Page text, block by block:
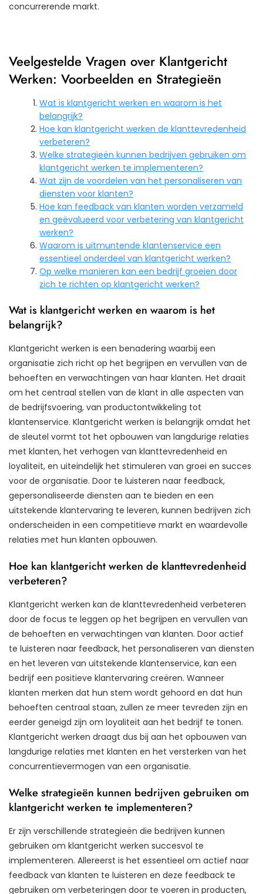
concurrerende markt.
Veelgestelde Vragen over Klantgericht
Werken: Voorbeelden en Strategieën
Wat is klantgericht werken en waarom is het
belangrijk?
Hoe kan klantgericht werken de klanttevredenheid
verbeteren?
Welke strategieën kunnen bedrijven gebruiken om
klantgericht werken te implementeren?
Wat zijn de voordelen van het personaliseren van
diensten voor klanten?
Hoe kan feedback van klanten worden verzameld
en geëvalueerd voor verbetering van klantgericht
werken?
Waarom is uitmuntende klantenservice een
essentieel onderdeel van klantgericht werken?
Op welke manieren kan een bedrijf groeien door
zich te richten op klantgericht werken?
Wat is klantgericht werken en waarom is het
belangrijk?
Klantgericht werken is een benadering waarbij een
organisatie zich richt op het begrijpen en vervullen van de
behoeften en verwachtingen van haar klanten. Het draait
om het centraal stellen van de klant in alle aspecten van
de bedrijfsvoering, van productontwikkeling tot
klantenservice. Klantgericht werken is belangrijk omdat het
de sleutel vormt tot het opbouwen van langdurige relaties
met klanten, het verhogen van klanttevredenheid en
loyaliteit, en uiteindelijk het stimuleren van groei en succes
voor de organisatie. Door te luisteren naar feedback,
gepersonaliseerde diensten aan te bieden en een
uitstekende klantervaring te leveren, kunnen bedrijven zich
onderscheiden in een competitieve markt en waardevolle
relaties met hun klanten opbouwen.
Hoe kan klantgericht werken de klanttevredenheid
verbeteren?
Klantgericht werken kan de klanttevredenheid verbeteren
door de focus te leggen op het begrijpen en vervullen van
de behoeften en verwachtingen van klanten. Door actief
te luisteren naar feedback, het personaliseren van diensten
en het leveren van uitstekende klantenservice, kan een
bedrijf een positieve klantervaring creëren. Wanneer
klanten merken dat hun stem wordt gehoord en dat hun
behoeften centraal staan, zullen ze meer tevreden zijn en
eerder geneigd zijn om loyaliteit aan het bedrijf te tonen.
Klantgericht werken draagt dus bij aan het opbouwen van
langdurige relaties met klanten en het versterken van het
concurrentievermogen van een organisatie.
Welke strategieën kunnen bedrijven gebruiken om
klantgericht werken te implementeren?
Er zijn verschillende strategieën die bedrijven kunnen
gebruiken om klantgericht werken succesvol te
implementeren. Allereerst is het essentieel om actief naar
feedback van klanten te luisteren en deze feedback te
gebruiken om verbeteringen door te voeren in producten,